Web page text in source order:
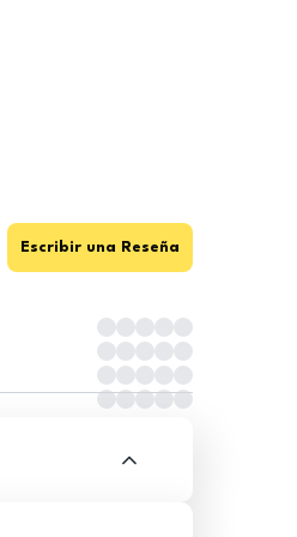
Escribir una Reseña